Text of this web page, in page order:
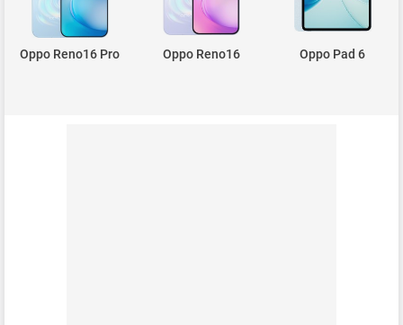
Oppo Reno16 Pro Oppo Reno16 Oppo Pad 6